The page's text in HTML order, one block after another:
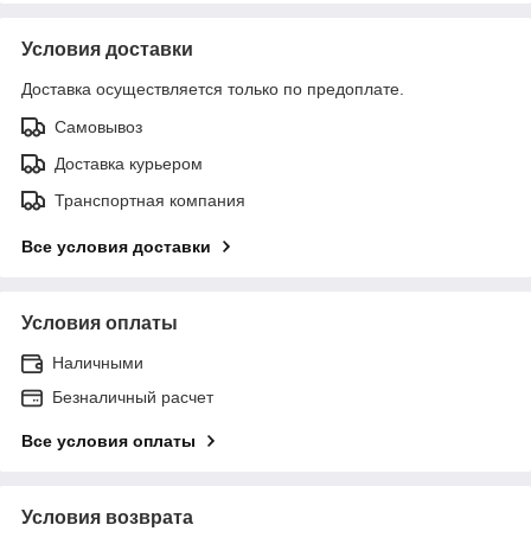
Условия доставки
Доставка осуществляется только по предоплате.
Самовывоз
Доставка курьером
Транспортная компания
Все условия доставки
Условия оплаты
Наличными
Безналичный расчет
Все условия оплаты
Условия возврата